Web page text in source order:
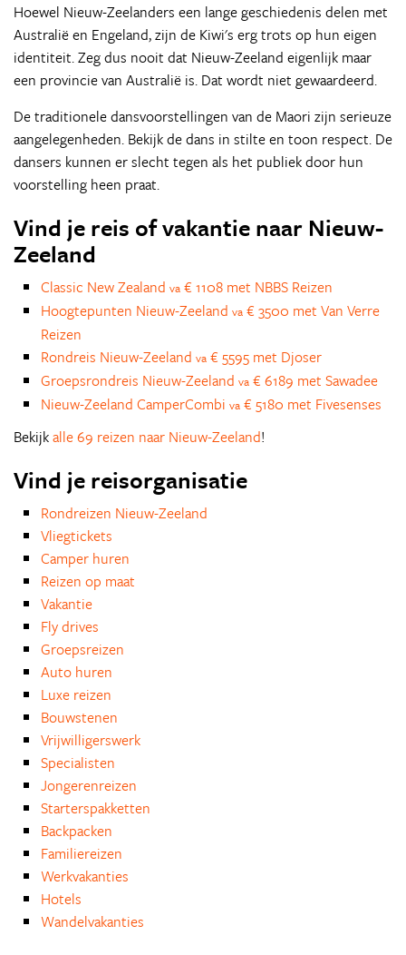
Hoewel Nieuw-Zeelanders een lange geschiedenis delen met
Australië en Engeland, zijn de Kiwi's erg trots op hun eigen
identiteit. Zeg dus nooit dat Nieuw-Zeeland eigenlijk maar
een provincie van Australië is. Dat wordt niet gewaardeerd.
De traditionele dansvoorstellingen van de Maori zijn serieuze
aangelegenheden. Bekijk de dans in stilte en toon respect. De
dansers kunnen er slecht tegen als het publiek door hun
voorstelling heen praat.
Vind je reis of vakantie naar Nieuw-
Zeeland
Classic New Zealand va € 1108 met NBBS Reizen
Hoogtepunten Nieuw-Zeeland va € 3500 met Van Verre
Reizen
Rondreis Nieuw-Zeeland va € 5595 met Djoser
Groepsrondreis Nieuw-Zeeland va € 6189 met Sawadee
Nieuw-Zeeland CamperCombi va € 5180 met Fivesenses
Bekijkalle 69 reizen naar Nieuw-Zeeland!
Vind je reisorganisatie
Rondreizen Nieuw-Zeeland
Vliegtickets
Camper huren
Reizen op maat
Vakantie
Fly drives
Groepsreizen
Auto huren
Luxe reizen
Bouwstenen
Vrijwilligerswerk
Specialisten
Jongerenreizen
Starterspakketten
Backpacken
Familiereizen
Werkvakanties
Hotels
Wandelvakanties